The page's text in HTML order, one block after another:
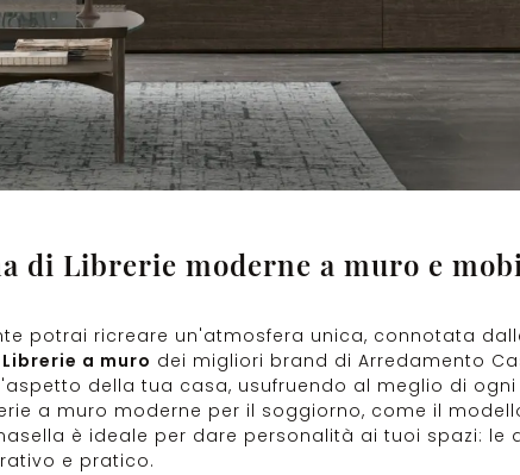
di Librerie moderne a muro e
potrai ricreare un'atmosfera unica, connotata
Librerie a muro dei migliori brand di Arredamento
l'aspetto della tua casa, usufruendo al meglio di
a muro moderne per il soggiorno, come il
è ideale per dare personalità ai tuoi spazi:
e pratico.